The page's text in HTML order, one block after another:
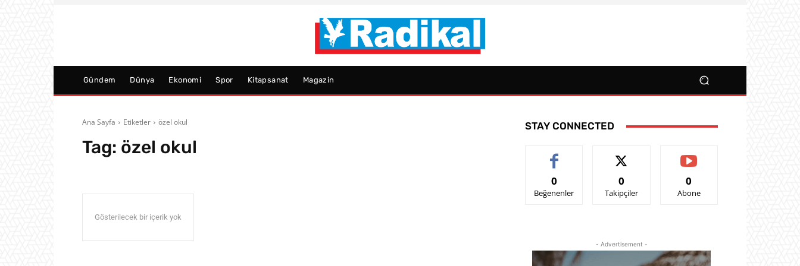
Gündem Dünya Ekonomi Spor Kitapsanat Magazin
Ana Sayfa Etiketler özel okul
Tag: özel okul
Gösterilecek bir içerik yok
STAY CONNECTED
0
Beğenenler
0
Takipçiler
0
Abone
- Advertisement -